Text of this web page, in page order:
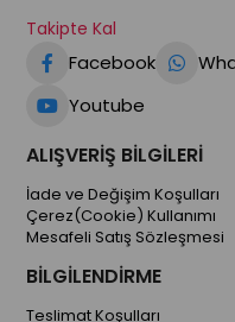
Takipte Kal
Facebook
Youtube
ALIŞVERİŞ BİLGİLERİ
İade ve Değişim Koşulları
Çerez(Cookie) Kullanımı
Mesafeli Satış Sözleşmesi
BİLGİLENDİRME
Teslimat Koşulları